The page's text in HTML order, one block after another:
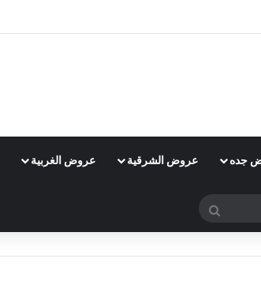
جده عروض الشرقية عروض الغربية
بحث